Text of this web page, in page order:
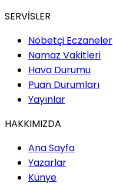
SERVİSLER
Nöbetçi Eczaneler
Namaz Vakitleri
Hava Durumu
Puan Durumları
Yayınlar
HAKKIMIZDA
Ana Sayfa
Yazarlar
Künye